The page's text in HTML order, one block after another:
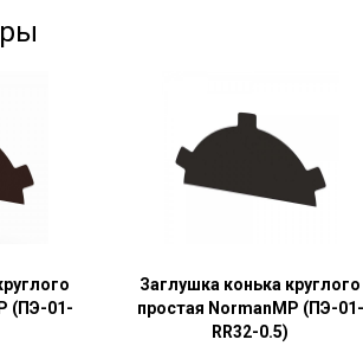
(ПЭ-01-
Заглушка конька круглого
простая NormanMP (ПЭ-01-
RR32-0.5)